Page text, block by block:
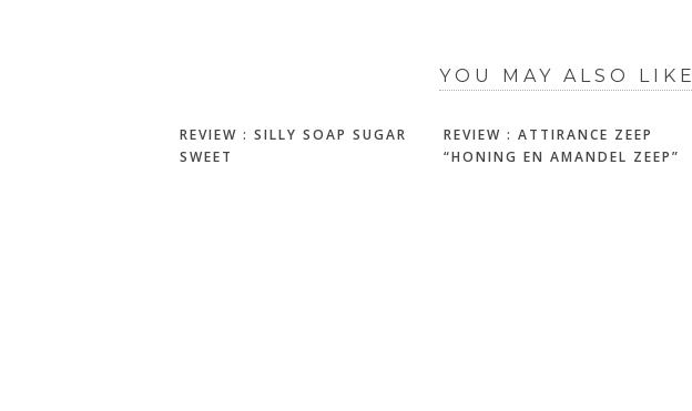
YOU MAY ALSO LIKE
REVIEW : SILLY SOAP SUGAR
SWEET
REVIEW : ATTIRANCE ZEEP
“HONING EN AMANDEL ZEEP”